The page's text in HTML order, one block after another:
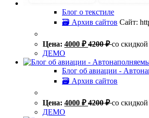
Блог о текстиле
🗃 Архив сайтов Сайт:
Цена: 4000 ₽ 4200₽ со скидкой
ДЕМО
Блог об авиации -
🗃 Архив сайтов
Цена: 4000 ₽ 4200₽ со скидкой
ДЕМО